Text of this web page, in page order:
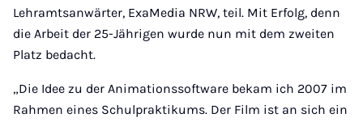
Lehramtsanwärter, ExaMedia NRW, teil. Mit Erfolg, denn
die Arbeit der 25-Jährigen wurde nun mit dem zweiten
Platz bedacht.
„Die Idee zu der Animationssoftware bekam ich 2007 im
Rahmen eines Schulpraktikums. Der Film ist an sich ein